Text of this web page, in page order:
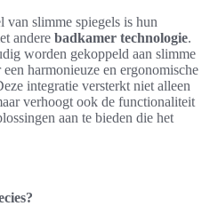
van slimme spiegels is hun
andere badkamer technologie.
worden gekoppeld aan slimme
harmonieuze en ergonomische
integratie versterkt niet alleen
verhoogt ook de functionaliteit
aan te bieden die het